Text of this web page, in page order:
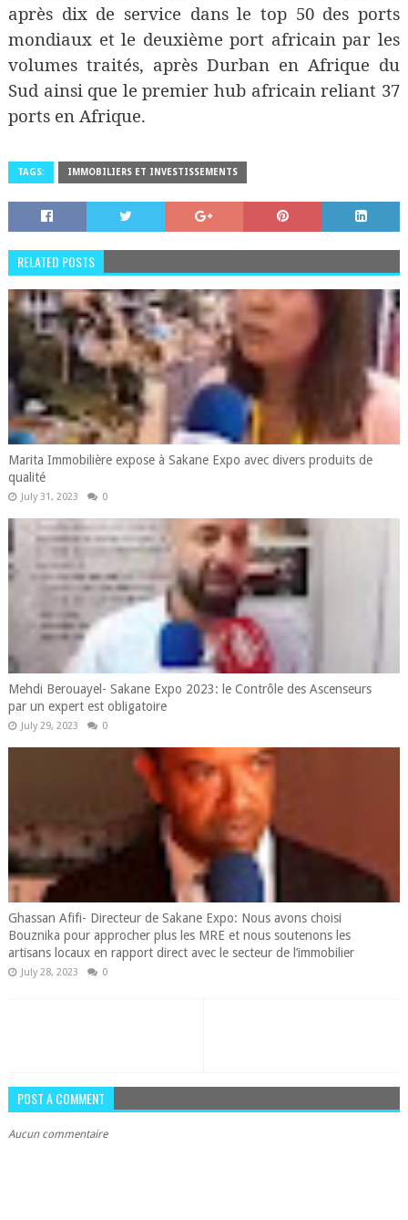
après dix de service dans le top 50 des ports
mondiaux et le deuxième port africain par les
volumes traités, après Durban en Afrique du
Sud ainsi que le premier hub africain reliant 37
ports en Afrique.
TAGS: IMMOBILIERS ET INVESTISSEMENTS
RELATED POSTS
Marita Immobilière expose à Sakane Expo avec divers produits de
qualité
July 31, 2023 0
Mehdi Berouayel- Sakane Expo 2023: le Contrôle des Ascenseurs
par un expert est obligatoire
July 29, 2023 0
Ghassan Afifi- Directeur de Sakane Expo: Nous avons choisi
Bouznika pour approcher plus les MRE et nous soutenons les
artisans locaux en rapport direct avec le secteur de l’immobilier
July 28, 2023 0
POST A COMMENT
Aucun commentaire